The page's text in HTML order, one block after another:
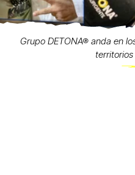
Grupo DETONA® anda en